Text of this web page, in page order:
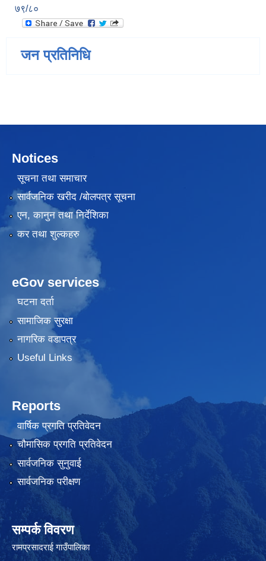
७९/८०
जन प्रतिनिधि
Notices
सूचना तथा समाचार
सार्वजनिक खरीद /बोलपत्र सूचना
एन, कानुन तथा निर्देशिका
कर तथा शुल्कहरु
eGov services
घटना दर्ता
सामाजिक सुरक्षा
नागरिक वडापत्र
Useful Links
Reports
वार्षिक प्रगति प्रतिवेदन
चौमासिक प्रगति प्रतिवेदन
सार्वजनिक सुनुवाई
सार्वजनिक परीक्षण
सम्पर्क विवरण
रामप्रसादराई गाउँपालिका